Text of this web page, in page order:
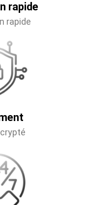
rapide
rapide